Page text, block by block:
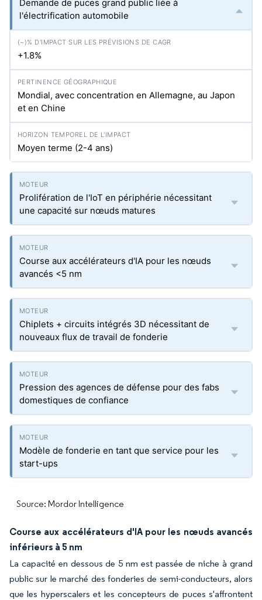
Demande de puces grand public liée à
l'électrification automobile
+1.8%
Mondial, avec concentration en Allemagne, au Japon
et en Chine
Moyen terme (2-4 ans)
Prolifération de l'IoT en périphérie nécessitant
une capacité sur nœuds matures
Course aux accélérateurs d'IA pour les nœuds
avancés <5 nm
Chiplets + circuits intégrés 3D nécessitant de
nouveaux flux de travail de fonderie
Pression des agences de défense pour des fabs
domestiques de confiance
Modèle de fonderie en tant que service pour les
start-ups
Source: Mordor Intelligence
Course aux accélérateurs d'IA pour les nœuds avancés
inférieurs à 5 nm
La capacité en dessous de 5 nm est passée de niche à grand
public sur le marché des fonderies de semi-conducteurs, alors
que les hyperscalers et les concepteurs de puces s'affrontent